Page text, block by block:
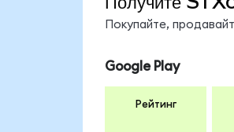
Покупайте,
Google Play
Рейтинг